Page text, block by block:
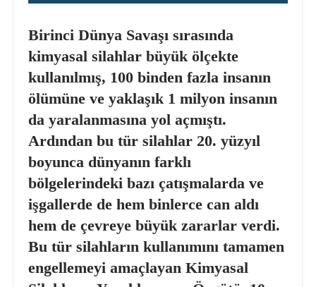
Birinci Dünya Savaşı sırasında
kimyasal silahlar büyük ölçekte
kullanılmış, 100 binden fazla insanın
ölümüne ve yaklaşık 1 milyon insanın
da yaralanmasına yol açmıştı.
Ardından bu tür silahlar 20. yüzyıl
boyunca dünyanın farklı
bölgelerindeki bazı çatışmalarda ve
işgallerde de hem binlerce can aldı
hem de çevreye büyük zararlar verdi.
Bu tür silahların kullanımını tamamen
engellemeyi amaçlayan Kimyasal